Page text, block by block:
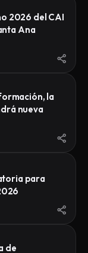
2026 del CAI
Ana
la
nueva
para
de